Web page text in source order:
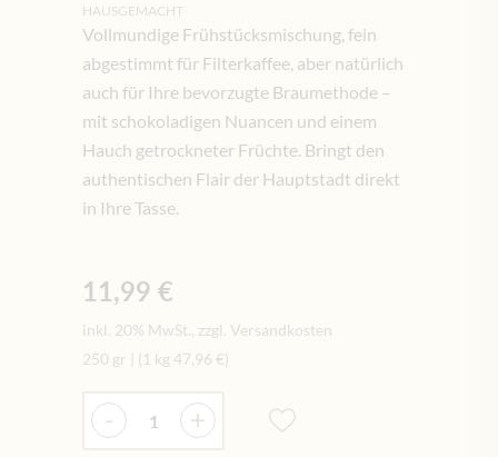
HAUSGEMACHT
Vollmundige Frühstücksmischung, fein
abgestimmt für Filterkaffee, aber natürlich
auch für Ihre bevorzugte Braumethode –
mit schokoladigen Nuancen und einem
Hauch getrockneter Früchte. Bringt den
authentischen Flair der Hauptstadt direkt
in Ihre Tasse.
11,99 €
inkl. 20% MwSt., zzgl. Versandkosten
250 gr
(1 kg 47,96 €)
Menge
- +